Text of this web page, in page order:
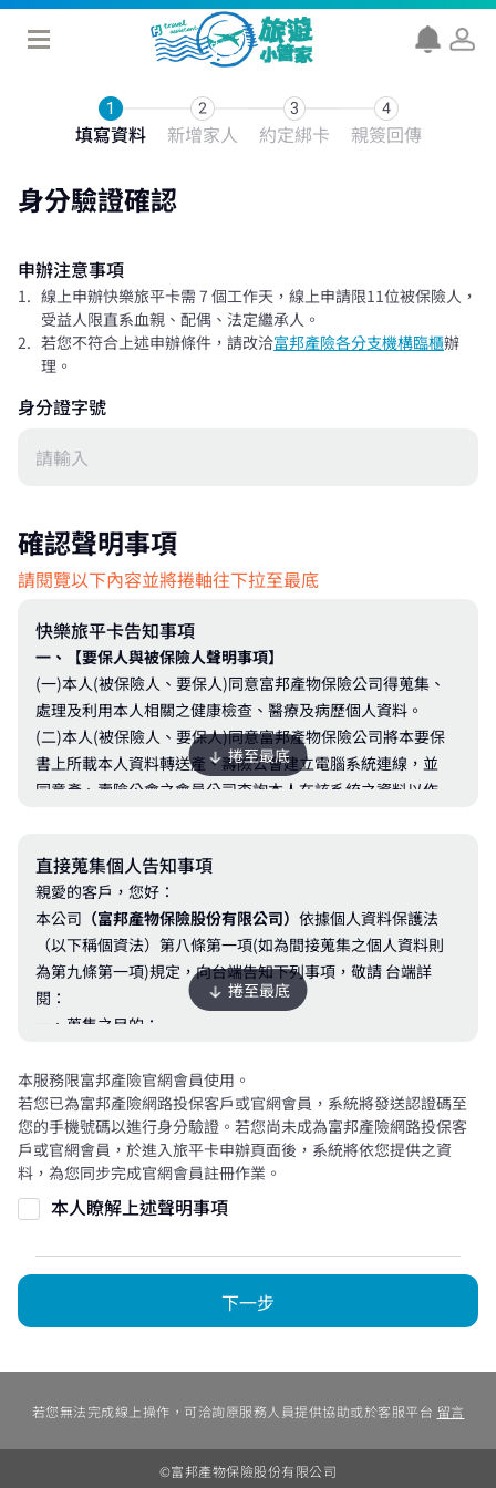
填寫資料 新增家人 約定綁卡 親簽回傳
身分驗證確認
申辦注意事項
線上申辦快樂旅平卡需 7 個工作天，線上申請限11位被保險人，
受益人限直系血親、配偶、法定繼承人。
若您不符合上述申辦條件，請改洽富邦產險各分支機構臨櫃辦
理。
身分證字號
確認聲明事項
請閱覽以下內容並將捲軸往下拉至最底
快樂旅平卡告知事項
一、【要保人與被保險人聲明事項】
(一)本人(被保險人、要保人)同意富邦產物保險公司得蒐集、
處理及利用本人相關之健康檢查、醫療及病歷個人資料。
(二)本人(被保險人、要保人)同意富邦產物保險公司將本要保
書上所載本人資料轉送產、壽險公會建立電腦系統連線，並
同意產、壽險公會之會員公司查詢本人在該系統之資料以作
理賠之依據。
(三)本人(被保險人、要保人)同意富邦產物保險公司就本人之
個人資料，於「個人資料保護法」所規定之範圍內，有為蒐
集、處理及利用之權利。
(四)本人(被保險人、要保人)已知悉並明瞭實支實付型傷害醫
療保險或實支實付型醫療保險之受益人，申領保險金給付時
須檢具醫療費用收據正本。但若被保險人已投保富邦產物保
型醫療保險；或本人於投保時已通知富邦產物保險公司有投
保其他商業實支實付型傷害醫療保險或實支實付型醫療保
險，而富邦產物保險公司仍承保者，富邦產物保險公司對同
一保險事故仍應依各該險別條款約定負給付責任。如有重複
投保而未通知富邦產物保險公司者，同意富邦產物保險公司
對同一保險事故中已獲得全民健康保險或其他人身保險契約
寫過相關各項KYC項目資料，進行資料存檔，以利本人於下
(一)本商品經本公司合格簽署人員檢視其內容業己符合保險
精算原則及保險法令，惟為確保權益，基於保險公司與消費
件，審慎選擇保險商品。本商品如有虛偽不實或違法情事，
應由本公司及負責人依法負責。
捲至最底
直接蒐集個人告知事項
親愛的客戶，您好：
本公司 （富邦產物保險股份有限公司） 依據個人資料保護法
（以下稱個資法）第八條第一項(如為間接蒐集之個人資料則
為第九條第一項)規定，向台端告知下列事項，敬請 台端詳
閱：
一、蒐集之目的：
務)。
（二）001人身保險(依保險法令規定財產保險經許可辦理之
相關業務)。
（三）040 行銷。
（四）090 消費者、客戶管理與服務。
（五）157 調查、統計與研究分析。
之需要。
二、類別：包括但不限於姓名、身分證字號、出生年月日、
住址、聯絡方式、婚姻、家庭、教育、職業、財務情況及其
三、個人資料來源：
（二）司法警憲機關、委託協助處理理賠之公證人或機構。
（三）當事人之法定代理人、輔助人。
（四）各醫療院所。
捲至最底
本服務限富邦產險官網會員使用。
若您已為富邦產險網路投保客戶或官網會員，系統將發送認證碼至
您的手機號碼以進行身分驗證。若您尚未成為富邦產險網路投保客
戶或官網會員，於進入旅平卡申辦頁面後，系統將依您提供之資
料，為您同步完成官網會員註冊作業。
本人瞭解上述聲明事項
下一步
若您無法完成線上操作，可洽詢原服務人員提供協助或於客服平台 留言
©富邦產物保險股份有限公司